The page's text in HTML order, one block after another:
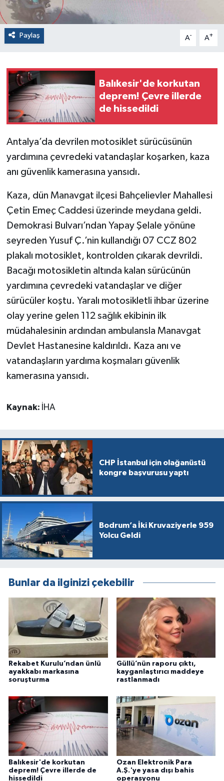
Paylaş A- A+
Balıkesir'de korkutan
deprem! Çevre illerde
de hissedildi
Antalya’da devrilen motosiklet sürücüsünün
yardımına çevredeki vatandaşlar koşarken, kaza
anı güvenlik kamerasına yansıdı.
Kaza, dün Manavgat ilçesi Bahçelievler Mahallesi
Çetin Emeç Caddesi üzerinde meydana geldi.
Demokrasi Bulvarı’ndan Yapay Şelale yönüne
seyreden Yusuf Ç.’nin kullandığı 07 CCZ 802
plakalı motosiklet, kontrolden çıkarak devrildi.
Bacağı motosikletin altında kalan sürücünün
yardımına çevredeki vatandaşlar ve diğer
sürücüler koştu. Yaralı motosikletli ihbar üzerine
olay yerine gelen 112 sağlık ekibinin ilk
müdahalesinin ardından ambulansla Manavgat
Devlet Hastanesine kaldırıldı. Kaza anı ve
vatandaşların yardıma koşmaları güvenlik
kamerasına yansıdı.
Kaynak: İHA
CHP İstanbul için olağanüstü
kongre başvurusu yaptı
Bodrum’a İki Kruvaziyerle 959
Yolcu Geldi
Bunlar da ilginizi çekebilir
Rekabet Kurulu’ndan ünlü
ayakkabı markasına
soruşturma
Güllü’nün raporu çıktı,
kayganlaştırıcı maddeye
rastlanmadı
Balıkesir'de korkutan
deprem! Çevre illerde de
hissedildi
Ozan Elektronik Para
A.Ş.'ye yasa dışı bahis
operasyonu